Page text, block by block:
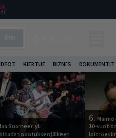
KIERTUE BIZNES DOKUMENTIT
Suomeen yli
odotuksen jälkeen
6.
10-